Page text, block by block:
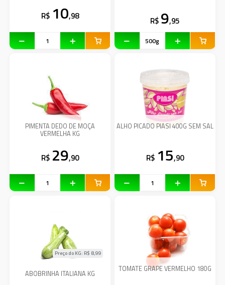
R$ 10,98 R$ 9,95
PIMENTA DEDO DE MOÇA
VERMELHA KG
R$ 29,90
ALHO PICADO PIASI 400G SEM SAL
R$ 15,90
ABOBRINHA ITALIANA KG
Preço do KG: R$ 8,99
TOMATE GRAPE VERMELHO 180G